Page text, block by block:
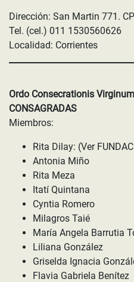
Dirección: San Martin 771.
Tel. (cel.) 011 1530560626
Localidad: Corrientes
Ordo Consecrationis Virginum
CONSAGRADAS
Miembros:
Rita Dilay: (Ver
Antonia Miño
Rita Meza
Itatí Quintana
Cyntia Romero
Milagros Taié
María Angela Barrutia
Liliana González
Griselda Ignacia
Flavia Gabriela Benítez